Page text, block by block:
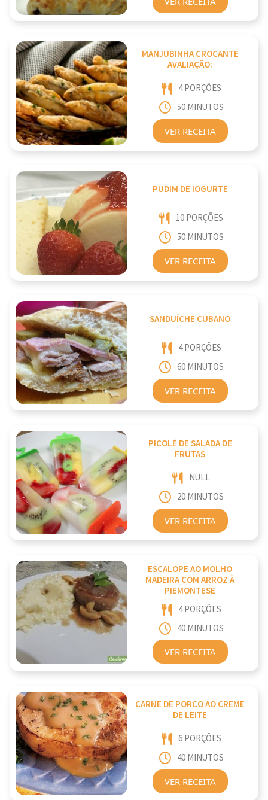
MANJUBINHA CROCANTE
AVALIAÇÃO:
4 PORÇÕES
50 MINUTOS
VER RECEITA
PUDIM DE IOGURTE
10 PORÇÕES
50 MINUTOS
VER RECEITA
SANDUÍCHE CUBANO
4 PORÇÕES
60 MINUTOS
VER RECEITA
PICOLÉ DE SALADA DE
FRUTAS
NULL
20 MINUTOS
VER RECEITA
ESCALOPE AO MOLHO
MADEIRA COM ARROZ À
PIEMONTESE
4 PORÇÕES
40 MINUTOS
VER RECEITA
CARNE DE PORCO AO CREME
DE LEITE
6 PORÇÕES
40 MINUTOS
VER RECEITA